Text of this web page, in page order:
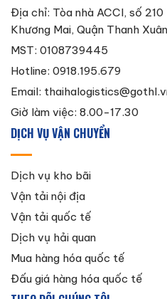
Địa chỉ: Tòa nhà ACCI, số
Khương Mai, Quận Thanh
MST: 0108739445
Hotline: 0918.195.679
Email:
Giờ làm việc: 8.00-17.30
DỊCH VỤ VẬN CHUYỂN
Dịch vụ kho bãi
Vận tải nội địa
Vận tải quốc tế
Dịch vụ hải quan
Mua hàng hóa quốc tế
Đấu giá hàng hóa quốc tế